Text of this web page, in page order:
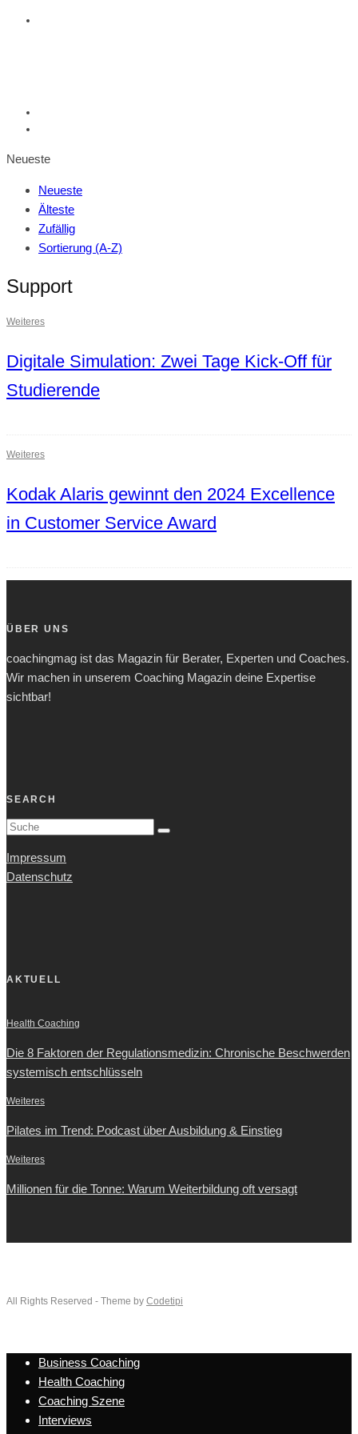
Neueste
Neueste
Älteste
Zufällig
Sortierung (A-Z)
Support
Weiteres
Digitale Simulation: Zwei Tage Kick-Off für
Studierende
Weiteres
Kodak Alaris gewinnt den 2024 Excellence
in Customer Service Award
ÜBER UNS
coachingmag ist das Magazin für Berater, Experten und Coaches.
Wir machen in unserem Coaching Magazin deine Expertise
sichtbar!
SEARCH
Impressum
Datenschutz
AKTUELL
Health Coaching
Die 8 Faktoren der Regulationsmedizin: Chronische Beschwerden
systemisch entschlüsseln
Weiteres
Pilates im Trend: Podcast über Ausbildung & Einstieg
Weiteres
Millionen für die Tonne: Warum Weiterbildung oft versagt
All Rights Reserved - Theme by Codetipi
Business Coaching
Health Coaching
Coaching Szene
Interviews